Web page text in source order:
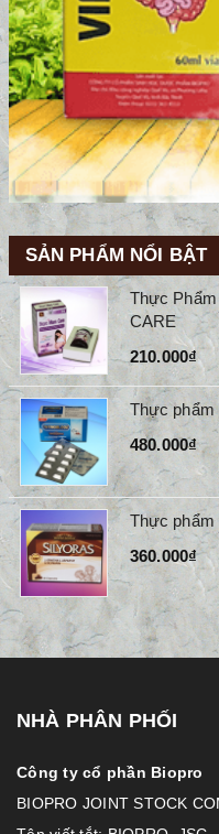
SẢN PHẨM NỔI BẬT
Thực
CARE
210.000₫
Thực
480.000₫
Thực phẩm
360.000₫
NHÀ PHÂN PHỐI
Công ty cổ phần Biopro
BIOPRO JOINT STOCK